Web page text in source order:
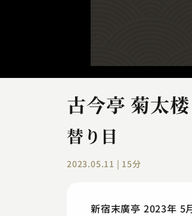
古今亭 菊太楼
替り目
2023.05.11 | 15分
新宿末廣亭 2023年 5